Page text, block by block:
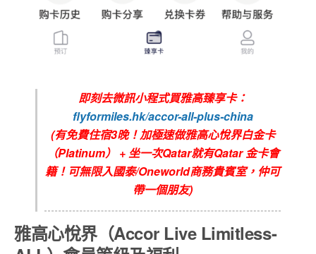
即刻去微訊小程式買雅高臻享卡：
flyformiles.hk/accor-all-plus-china
(有免費住宿3晚！加極速做雅高心悅界白金卡
（Platinum） + 坐一次Qatar就有Qatar 金卡會
籍！可無限入國泰/Oneworld商務貴賓室，仲可
帶一個朋友)
雅高心悅界（Accor Live Limitless-